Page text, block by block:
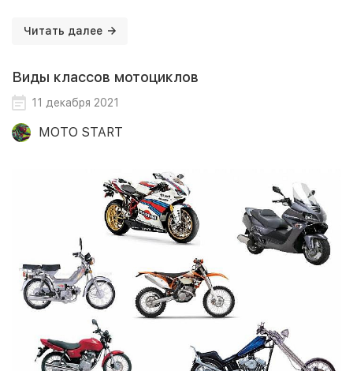
Читать далее
Виды классов мотоциклов
11 декабря 2021
MOTO START